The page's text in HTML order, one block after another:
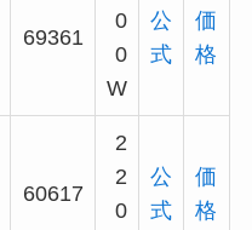
69361
0
0
W
公
式
価
格
60617
2
2
0
公
式
価
格